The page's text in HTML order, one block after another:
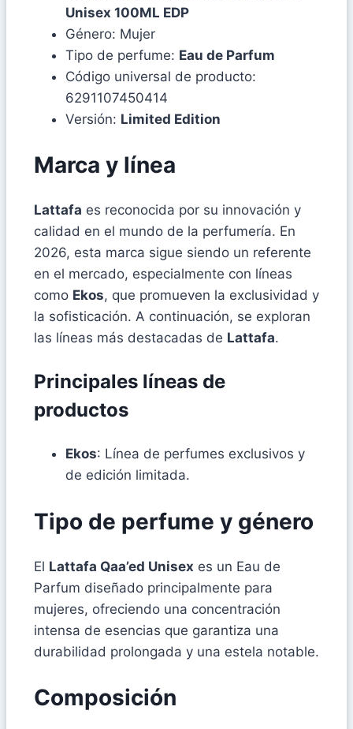
Unisex 100ML EDP
Género: Mujer
Tipo de perfume: Eau de Parfum
Código universal de producto:
6291107450414
Versión: Limited Edition
Marca y línea
Lattafa es reconocida por su innovación y
calidad en el mundo de la perfumería. En
2026, esta marca sigue siendo un referente
en el mercado, especialmente con líneas
como Ekos, que promueven la exclusividad y
la sofisticación. A continuación, se exploran
las líneas más destacadas de Lattafa.
Principales líneas de
productos
Ekos: Línea de perfumes exclusivos y
de edición limitada.
Tipo de perfume y género
El Lattafa Qaa’ed Unisex es un Eau de
Parfum diseñado principalmente para
mujeres, ofreciendo una concentración
intensa de esencias que garantiza una
durabilidad prolongada y una estela notable.
Composición